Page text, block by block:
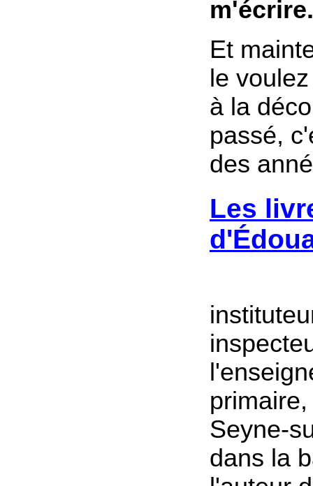
Et
le
à la
passé,
des
Les
Seyne-
dans la